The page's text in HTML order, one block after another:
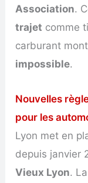
Association.
trajet comme
carburant
impossible.
Nouvelles
pour les
Lyon met en
depuis janvier
Vieux Lyon.